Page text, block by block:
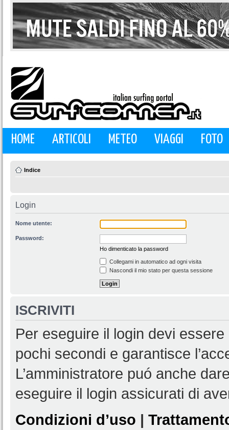
HOME ARTICOLI METEO VIAGGI FOTO
Indice
Login
Nome utente:
Password:
Ho dimenticato la password
Collegami in automatico ad ogni visita
Nascondi il mio stato per questa sessione
ISCRIVITI
Per eseguire il login devi
pochi secondi e garantisce
L’amministratore puó anche
eseguire il login assicurati di
Condizioni d’uso |